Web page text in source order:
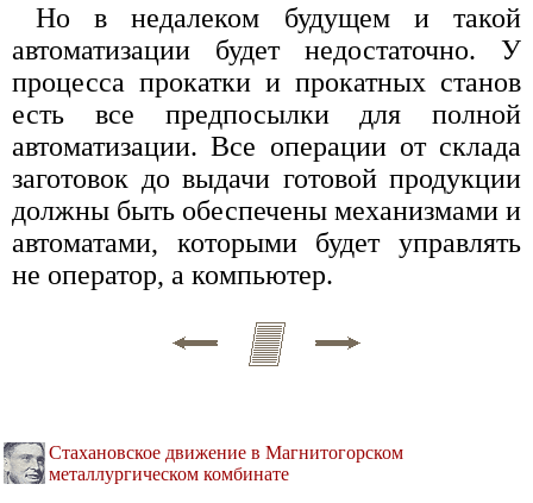
Но в недалеком будущем и такой
автоматизации будет недостаточно. У
процесса прокатки и прокатных станов
есть все предпосылки для полной
автоматизации. Все операции от склада
заготовок до выдачи готовой продукции
должны быть обеспечены механизмами и
автоматами, которыми будет управлять
не оператор, а компьютер.
Стахановское движение в Магнитогорском
металлургическом комбинате